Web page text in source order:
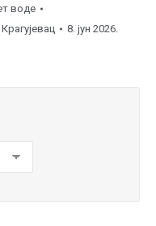
воде
8. јун 2026.